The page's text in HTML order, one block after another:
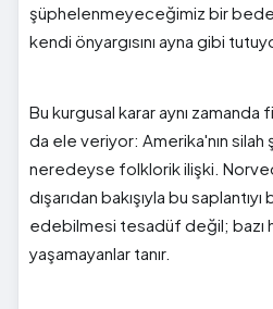
şüphelenmeyeceğimiz bir
kendi önyargısını ayna gibi
Bu kurgusal karar aynı
da ele veriyor: Amerika'nın
neredeyse folklorik ilişki.
dışarıdan bakışıyla bu
edebilmesi tesadüf değil; bazı
yaşamayanlar tanır.